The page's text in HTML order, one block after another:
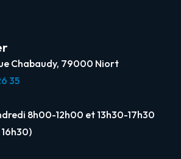
Chabaudy, 79000 Niort
35
8h00-12h00 et 13h30-17h30